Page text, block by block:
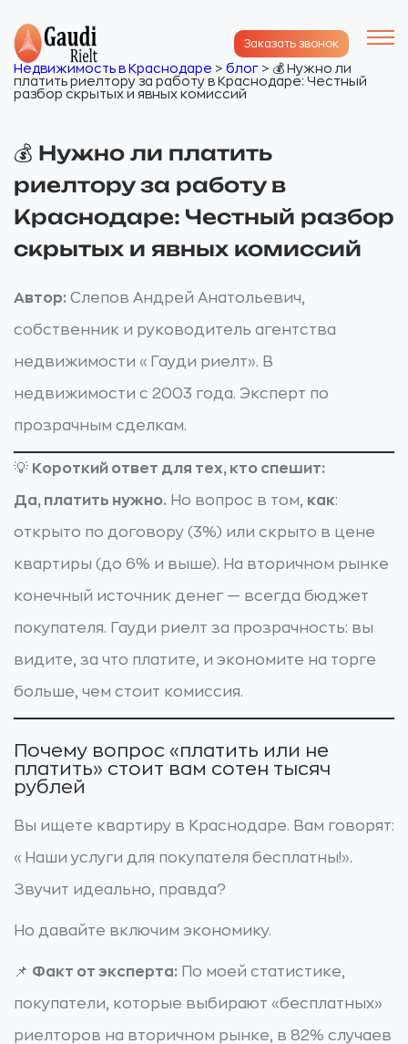
Заказать звонок
Недвижимость в Краснодаре > блог > 💰 Нужно ли
платить риелтору за работу в Краснодаре: Честный
разбор скрытых и явных комиссий
💰 Нужно ли платить
риелтору за работу в
Краснодаре: Честный разбор
скрытых и явных комиссий
Автор: Слепов Андрей Анатольевич,
собственник и руководитель агентства
недвижимости «Гауди риелт». В
недвижимости с 2003 года. Эксперт по
прозрачным сделкам.
💡 Короткий ответ для тех, кто спешит:
Да, платить нужно. Но вопрос в том, как:
открыто по договору (3%) или скрыто в цене
квартиры (до 6% и выше). На вторичном рынке
конечный источник денег — всегда бюджет
покупателя. Гауди риелт за прозрачность: вы
видите, за что платите, и экономите на торге
больше, чем стоит комиссия.
Почему вопрос «платить или не
платить» стоит вам сотен тысяч
рублей
Вы ищете квартиру в Краснодаре. Вам говорят:
«Наши услуги для покупателя бесплатны!».
Звучит идеально, правда?
Но давайте включим экономику.
📌 Факт от эксперта: По моей статистике,
покупатели, которые выбирают «бесплатных»
риелторов на вторичном рынке, в 82% случаев